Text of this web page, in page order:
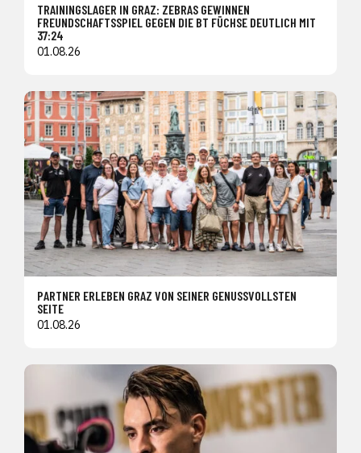
TRAININGSLAGER IN GRAZ: ZEBRAS GEWINNEN
FREUNDSCHAFTSSPIEL GEGEN DIE BT FÜCHSE DEUTLICH MIT
37:24
01.08.26
PARTNER ERLEBEN GRAZ VON SEINER GENUSSVOLLSTEN
SEITE
01.08.26